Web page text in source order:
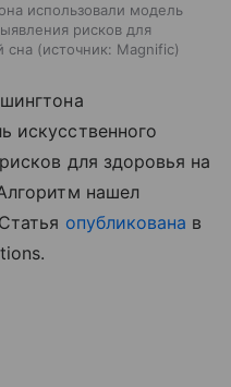
использовали модель
рисков для
сна
источник: Magnific
искусственного
для здоровья на
нашел
опубликована в